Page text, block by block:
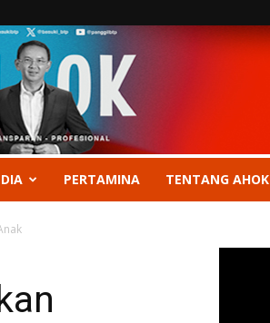
PERTAMINA TENTANG AHOK